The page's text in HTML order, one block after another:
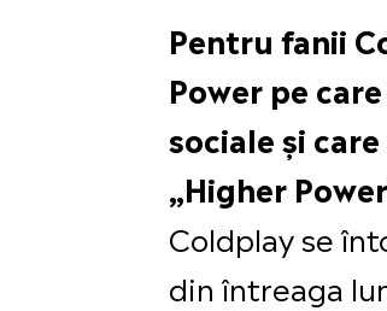
Pentru fanii
Power pe
sociale și
„Higher
Coldplay se
din întreaga